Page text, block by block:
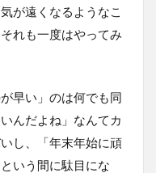
が遠くなるようなこ
れも一度はやってみ
早い」のは何でも同
んだよね」なんてカ
し、「年末年始に頑
いう間に駄目にな